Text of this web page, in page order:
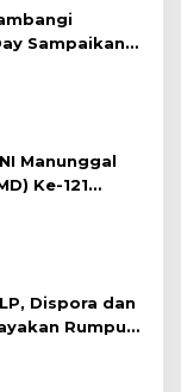
Sampaikan
&
Manunggal
Ke-121
?
Dispora dan
Rumput